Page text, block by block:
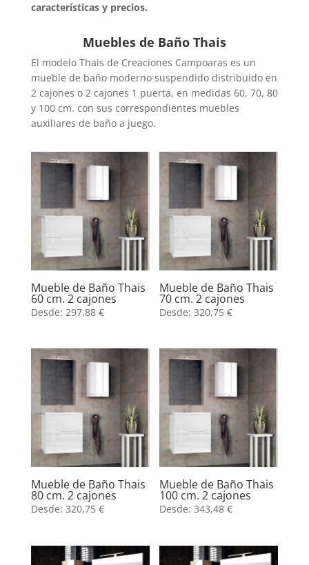
características y precios.
Muebles de Baño Thais
El modelo Thais de Creaciones Campoaras es un
mueble de baño moderno suspendido distribuido en
2 cajones o 2 cajones 1 puerta, en medidas 60, 70, 80
y 100 cm. con sus correspondientes muebles
auxiliares de baño a juego.
Mueble de Baño Thais
60 cm. 2 cajones
Desde: 297,88 €
Mueble de Baño Thais
70 cm. 2 cajones
Desde:320,75€
Mueble de Baño Thais
80 cm. 2 cajones
Desde: 320,75 €
Mueble de Baño Thais
100 cm. 2 cajones
Desde:343,48€